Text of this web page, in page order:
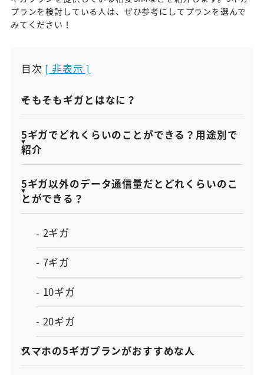
プランを検討している人は、ぜひ参考にしてプランを選んで
みてください！
目次 [ 非表示 ]
そもそもギガとはなに？
5ギガでどれくらいのことができる？用途別で
紹介
5ギガ以外のデータ通信量だとどれくらいのこ
とができる？
- 2ギガ
- 7ギガ
- 10ギガ
- 20ギガ
スマホの5ギガプランがおすすめな人